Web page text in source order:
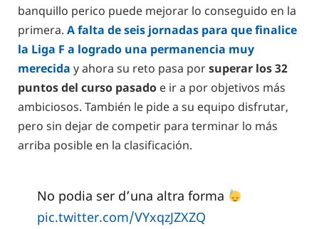
banquillo perico puede mejorar lo conseguido en la
primera. A falta de seis jornadas para que finalice
la Liga F a logrado una permanencia muy
merecida y ahora su reto pasa porsuperar los 32
puntos del curso pasado e ir a por objetivos más
ambiciosos. También le pide a su equipo disfrutar,
pero sin dejar de competir para terminar lo más
arriba posible en la clasificación.
No podia ser d’una altra forma
pic.twitter.com/VYxqzJZXZQ